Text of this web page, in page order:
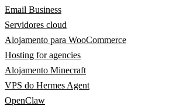
Email Business
Servidores cloud
Alojamento para WooCommerce
Hosting for agencies
Alojamento Minecraft
VPS do Hermes Agent
OpenClaw